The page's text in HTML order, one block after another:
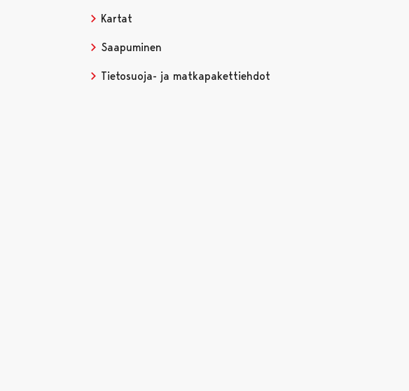
Kartat
Saapuminen
Tietosuoja- ja matkapakettiehdot